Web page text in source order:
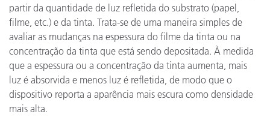
partir da quantidade de luz refletida do substrato (papel,
filme, etc.) e da tinta. Trata-se de uma maneira simples de
avaliar as mudanças na espessura do filme da tinta ou na
concentração da tinta que está sendo depositada. À medida
que a espessura ou a concentração da tinta aumenta, mais
luz é absorvida e menos luz é refletida, de modo que o
dispositivo reporta a aparência mais escura como densidade
mais alta.